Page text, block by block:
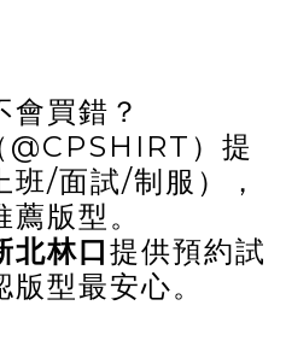
會買錯？
）提
班/面試/制服），
版型。
北林口提供預約試
型最安心。